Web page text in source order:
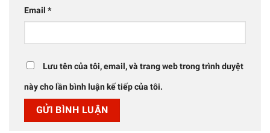
Email *
Lưu tên của tôi, email, và trang web trong trình duyệt
này cho lần bình luận kế tiếp của tôi.